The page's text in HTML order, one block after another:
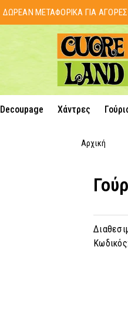
ΔΩΡΕΑΝ ΜΕΤΑΦΟΡΙΚΑ ΓΙΑ
Decoupage Χάντρες
Αρχική
Κωδικός: